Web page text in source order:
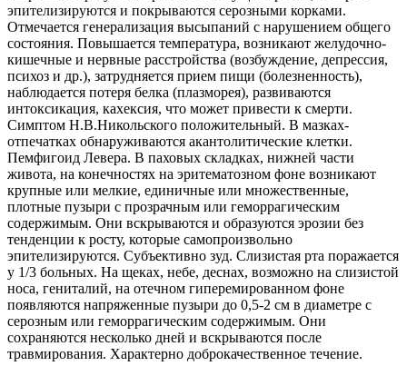
эпителизируются и покрываются серозными корками.
Отмечается генерализация высыпаний с нарушением общего
состояния. Повышается температура, возникают желудочно-
кишечные и нервные расстройства (возбуждение, депрессия,
психоз и др.), затрудняется прием пищи (болезненность),
наблюдается потеря белка (плазморея), развиваются
интоксикация, кахексия, что может привести к смерти.
Симптом Н.В.Никольского положительный. В мазках-
отпечатках обнаруживаются акантолитические клетки.
Пемфигоид Левера. В паховых складках, нижней части
живота, на конечностях на эритематозном фоне возникают
крупные или мелкие, единичные или множественные,
плотные пузыри с прозрачным или геморрагическим
содержимым. Они вскрываются и образуются эрозии без
тенденции к росту, которые самопроизвольно
эпителизируются. Субъективно зуд. Слизистая рта поражается
у 1/3 больных. На щеках, небе, деснах, возможно на слизистой
носа, гениталий, на отечном гиперемированном фоне
появляются напряженные пузыри до 0,5-2 см в диаметре с
серозным или геморрагическим содержимым. Они
сохраняются несколько дней и вскрываются после
травмирования. Характерно доброкачественное течение.